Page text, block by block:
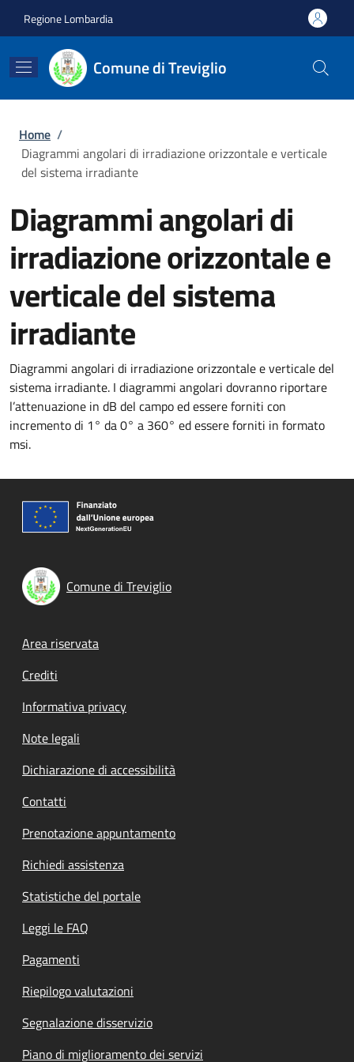
Regione Lombardia
Comune di Treviglio
Briciole di pane
Home /
Diagrammi angolari di irradiazione orizzontale e verticale
del sistema irradiante
Diagrammi angolari di
irradiazione orizzontale e
verticale del sistema
irradiante
Diagrammi angolari di irradiazione orizzontale e verticale del
sistema irradiante. I diagrammi angolari dovranno riportare
l’attenuazione in dB del campo ed essere forniti con
incremento di 1° da 0° a 360° ed essere forniti in formato
msi.
Comune di Treviglio
Footer menu
Area riservata
Crediti
Informativa privacy
Note legali
Dichiarazione di accessibilità
Contatti
Prenotazione appuntamento
Richiedi assistenza
Statistiche del portale
Leggi le FAQ
Pagamenti
Riepilogo valutazioni
Segnalazione disservizio
Piano di miglioramento dei servizi